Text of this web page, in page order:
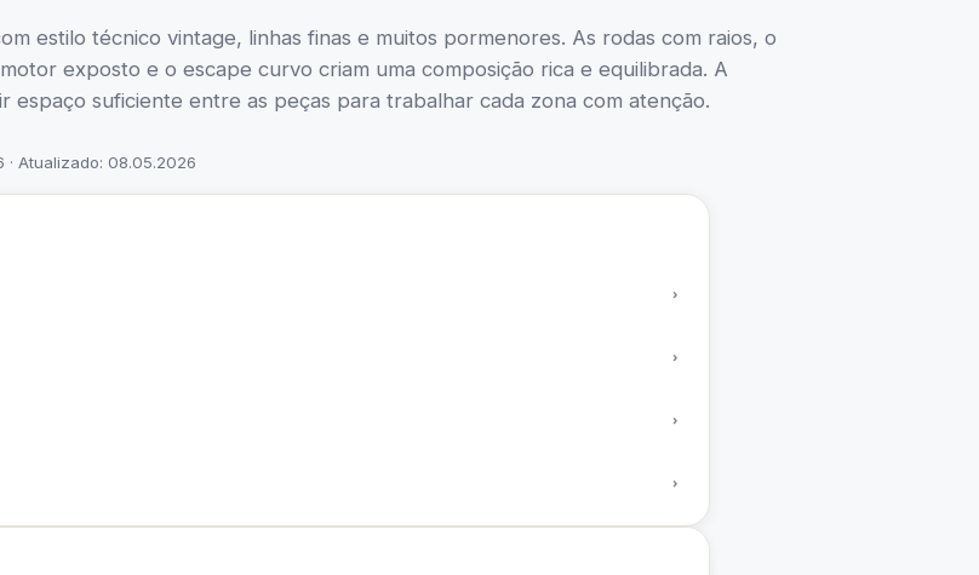
estilo técnico vintage, linhas finas e muitos pormenores. As rodas com raios, o
exposto e o escape curvo criam uma composição rica e equilibrada. A
espaço suficiente entre as peças para trabalhar cada zona com atenção.
· Atualizado: 08.05.2026
›
›
›
›